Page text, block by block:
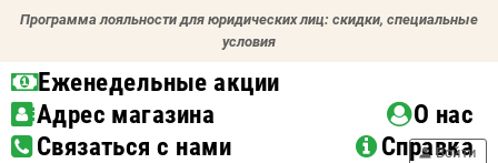
Программа лояльности для юридических лиц: скидки, специальные
условия
Еженедельные акции
Адрес магазина
О нас
Связаться с нами
Справка
person Войти